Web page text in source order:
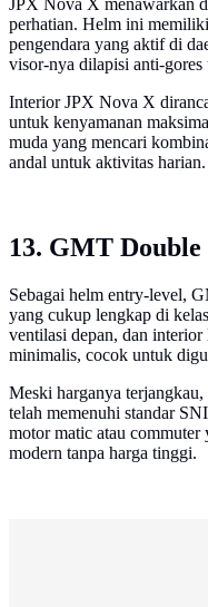
JPX Nova X menawarkan
perhatian. Helm ini
pengendara yang aktif di
visor-nya dilapisi anti-gores
Interior JPX Nova X
untuk kenyamanan
muda yang mencari
andal untuk aktivitas harian.
13. GMT
Sebagai helm entry-level,
yang cukup lengkap di
ventilasi depan, dan
minimalis, cocok untuk
Meski harganya
telah memenuhi standar
motor matic atau
modern tanpa harga tinggi.